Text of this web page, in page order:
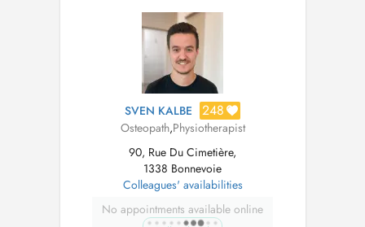
des athlètes de haut niveau. Par ailleurs,
Jonathan a exercé dans un centre an...
SVEN KALBE 248
Osteopath,Physiotherapist
90, Rue Du Cimetière,
1338 Bonnevoie
Colleagues' availabilities
No appointments available online